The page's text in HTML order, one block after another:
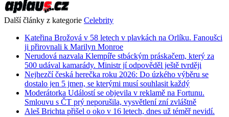
Další články z kategorie Celebrity
Kateřina Brožová v 58 letech v plavkách na Orlíku. Fanoušci
ji přirovnali k Marilyn Monroe
Nerudová nazvala Klempíře stbáckým práskačem, který za
500 udával kamarády. Ministr jí odpověděl ještě tvrději
Nejhezčí česká herečka roku 2026: Do úzkého výběru se
dostalo jen 5 jmen, se kterými musí souhlasit každý
Moderátorka Událostí se objevila v reklamě na Fortunu.
Smlouvu s ČT prý neporušila, vysvětlení zní zvláštně
Aleš Brichta přišel o oko v 16 letech, dnes už téměř nevidí.